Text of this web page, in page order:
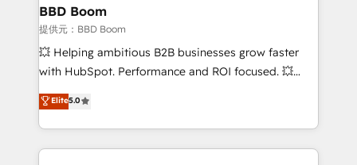
Custom APIs and third-party integrations 📈 End-to-
End Revenue Acceleration • Lifecycle marketing and
pipeline growth programs • Sales enablement tools
and CRM optimization • Retention strategies with
Execution • 750+ onboardings and 2,000+
implementations • Deep expertise across marketing,
BBD Boom
提供元：BBD Boom
💥 Helping ambitious B2B businesses grow faster
with HubSpot. Performance and ROI focused. 💥
BBD Boom is the HubSpot partner that can help you
to HubSpot Better. We work with your teams to
solve all your HubSpot challenges and improve user
adoption, sales process and marketing results.
Elite5.0